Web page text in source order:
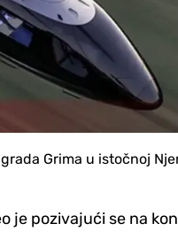
Grima u istočnoj
je pozivajući se na